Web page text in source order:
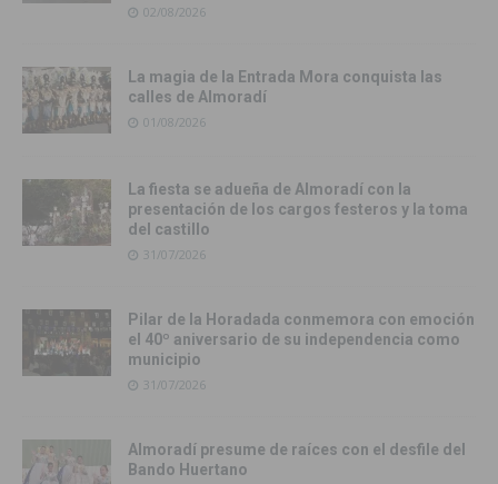
02/08/2026
La magia de la Entrada Mora conquista las
calles de Almoradí
01/08/2026
La fiesta se adueña de Almoradí con la
presentación de los cargos festeros y la toma
del castillo
31/07/2026
Pilar de la Horadada conmemora con emoción
el 40º aniversario de su independencia como
municipio
31/07/2026
Almoradí presume de raíces con el desfile del
Bando Huertano